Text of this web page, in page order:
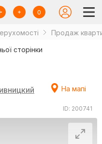
0
Продаж
сторінки
На мапі
ID: 200741